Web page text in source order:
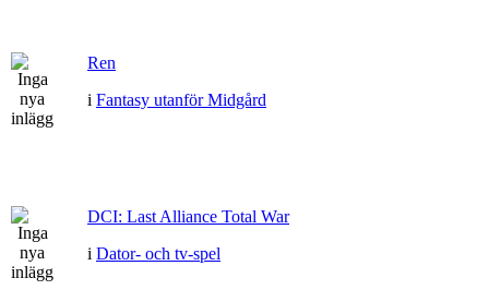
Ren
i Fantasy utanför Midgård
DCI: Last Alliance Total War
i Dator- och tv-spel